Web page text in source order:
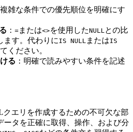
複雑な条件での優先順位を明確にす
： = または<>を使用したNULL との比
ます。代わりにIS NULL またはIS
ください。
る ：明確で読みやすい条件を記述
クエリを作成するための不可欠な部
ータを正確に取得、操作、および分